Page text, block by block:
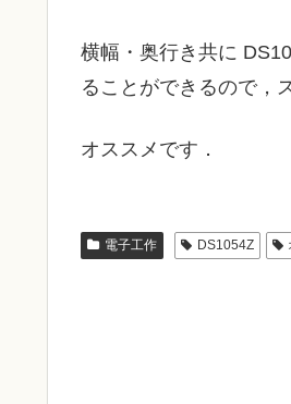
横幅・奥行き共に
ることができるので，
オススメです．
電子工作 DS1054Z